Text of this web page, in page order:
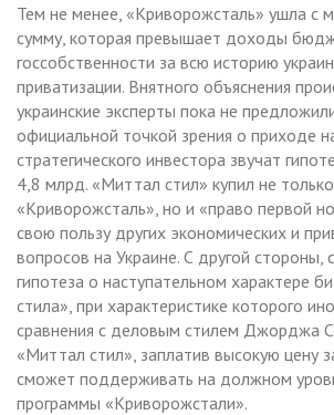
Тем не менее, «Криворожсталь» ушла с
сумму, которая превышает доходы
госсобственности за всю историю
приватизации. Внятного объяснения
украинские эксперты пока не
официальной точкой зрения о приходе
стратегического инвестора звучат
4,8 млрд. «Миттал стил» купил не только
«Криворожсталь», но и «право первой
свою пользу других экономических и
вопросов на Украине. С другой стороны,
гипотеза о наступательном характере
стила», при характеристике которого
сравнения с деловым стилем Джорджа
«Миттал стил», заплатив высокую цену
сможет поддерживать на должном
программы «Криворожстали».